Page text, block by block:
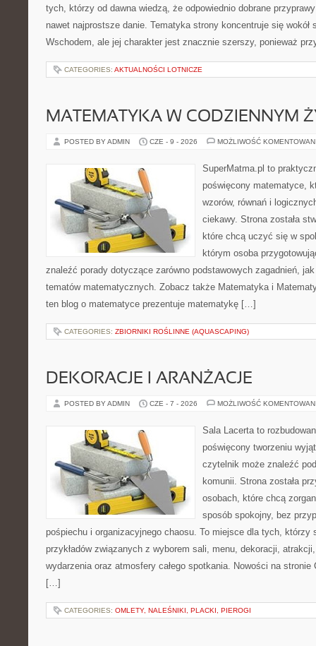
tych, którzy od dawna wiedzą, że odpowiednio dobrane
nawet najprostsze danie. Tematyka strony koncentruje się wokół
Wschodem, ale jej charakter jest znacznie szerszy, ponieważ
CATEGORIES: AKTUALNOŚCI LOTNICZE
MATEMATYKA W CODZIENNYM
POSTED BY ADMIN CZE - 9 - 2026 MOŻLIWOŚĆ
SuperMatma.pl to
poświęcony matematyce,
wzorów, równań i
ciekawy. Strona została
które chcą uczyć się w
którym osoba
znaleźć porady dotyczące zarówno podstawowych zagadnień,
tematów matematycznych. Zobacz także Matematyka i
ten blog o matematyce prezentuje matematykę […]
CATEGORIES: ZBIORNIKI ROŚLINNE (AQUASCAPING)
DEKORACJE I ARANŻACJE
POSTED BY ADMIN CZE - 7 - 2026 MOŻLIWOŚĆ
Sala Lacerta to
poświęcony tworzeniu
czytelnik może znaleźć
komunii. Strona została
osobach, które chcą
sposób spokojny, bez
pośpiechu i organizacyjnego chaosu. To miejsce dla tych, którzy
przykładów związanych z wyborem sali, menu, dekoracji,
wydarzenia oraz atmosfery całego spotkania. Nowości na
[…]
CATEGORIES: OMLETY, NALEŚNIKI, PLACKI, PIEROGI